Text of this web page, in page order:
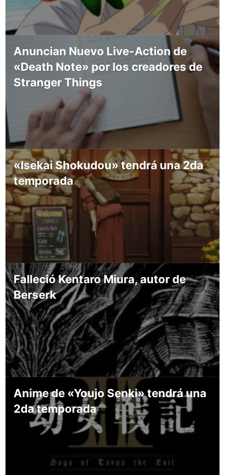
Anuncian Nuevo Live-Action de
«Death Note» por los creadores de
Stranger Things
«Isekai Shokudou» tendrá una 2da
temporada
Falleció Kentaro Miura, autor de
Berserk
Anime de «Youjo Senki» tendrá una
2da temporada